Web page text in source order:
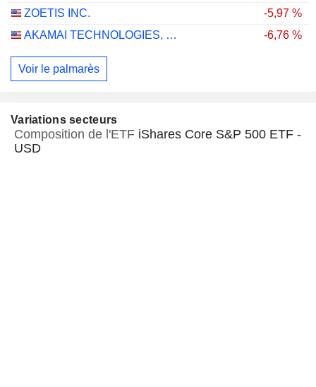
ZOETIS INC.
-5,97 %
AKAMAI TECHNOLOGIES, INC.
-6,76 %
Voir le palmarès
Variations secteurs
Composition de l'ETF iShares Core S&P 500 ETF -
USD